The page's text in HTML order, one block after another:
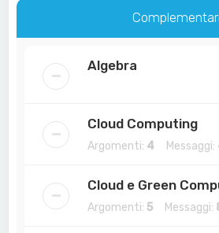
Complementari
Algebra
Cloud Computing
Argomenti: 4 Messaggi:
Cloud e Green
Argomenti: 5 Messaggi: